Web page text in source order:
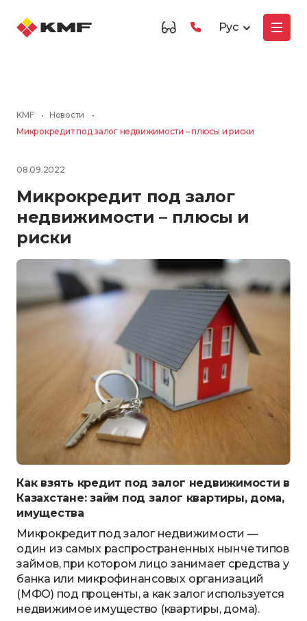
Рус
KMF • Новости
•
Микрокредит под залог недвижимости – плюсы и риски
08.09.2022
Микрокредит под залог
недвижимости – плюсы и
риски
Как взять кредит под залог недвижимости в
Казахстане: займ под залог квартиры, дома,
имущества
Микрокредит под залог недвижимости —
один из самых распространенных нынче типов
займов, при котором лицо занимает средства у
банка или микрофинансовых организаций
(МФО) под проценты, а как залог используется
недвижимое имущество (квартиры, дома).